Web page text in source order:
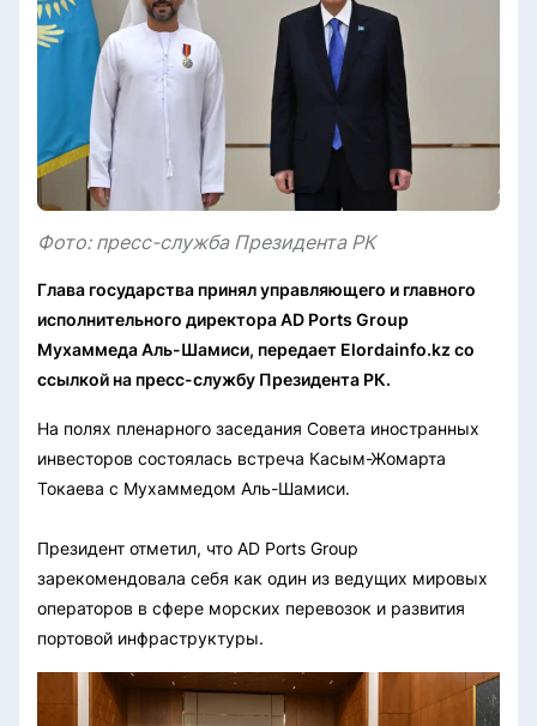
Фото: пресс-служба Президента РК
Глава государства принял управляющего и главного
исполнительного директора AD Ports Group
Мухаммеда Аль-Шамиси, передает Elordainfo.kz со
ссылкой на пресс-службу Президента РК.
На полях пленарного заседания Совета иностранных
инвесторов состоялась встреча Касым-Жомарта
Токаева с Мухаммедом Аль-Шамиси.
Президент отметил, что AD Ports Group
зарекомендовала себя как один из ведущих мировых
операторов в сфере морских перевозок и развития
портовой инфраструктуры.